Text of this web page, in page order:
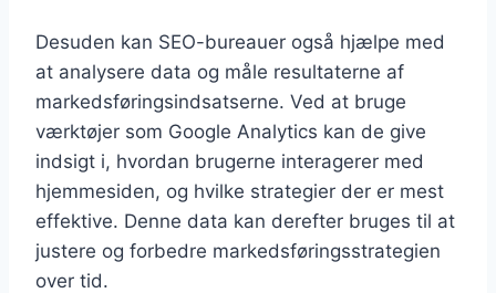
Desuden kan SEO-bureauer også hjælpe med
at analysere data og måle resultaterne af
markedsføringsindsatserne. Ved at bruge
værktøjer som Google Analytics kan de give
indsigt i, hvordan brugerne interagerer med
hjemmesiden, og hvilke strategier der er mest
effektive. Denne data kan derefter bruges til at
justere og forbedre markedsføringsstrategien
over tid.